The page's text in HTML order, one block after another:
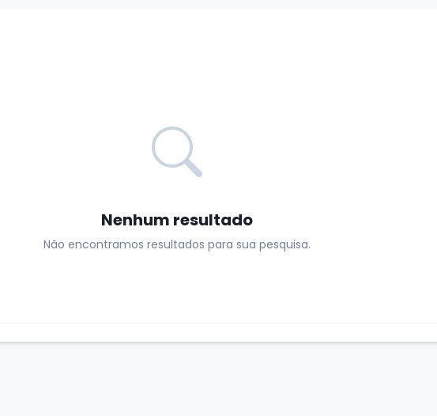
Nenhum resultado
Não encontramos resultados para sua pesquisa.